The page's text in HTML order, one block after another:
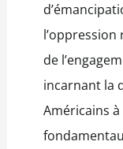
l’oppression
de
incarnant la
Américains